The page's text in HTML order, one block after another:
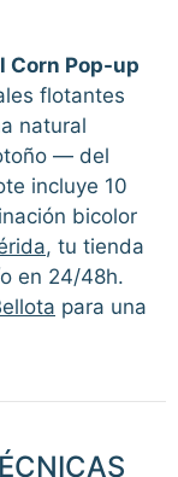
Corn Pop-up
flotantes
natural
— del
incluye 10
bicolor
, tu tienda
en 24/48h.
para una